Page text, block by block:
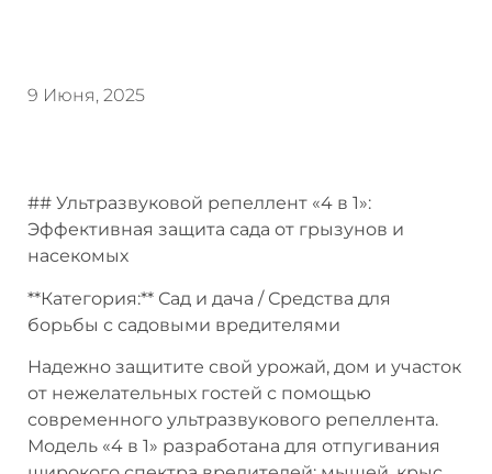
9 Июня, 2025
## Ультразвуковой репеллент «4 в 1»:
Эффективная защита сада от грызунов и
насекомых
**Категория:** Сад и дача / Средства для
борьбы с садовыми вредителями
Надежно защитите свой урожай, дом и участок
от нежелательных гостей с помощью
современного ультразвукового репеллента.
Модель «4 в 1» разработана для отпугивания